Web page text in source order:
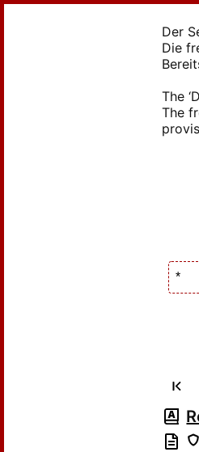
Der
Die
The
The